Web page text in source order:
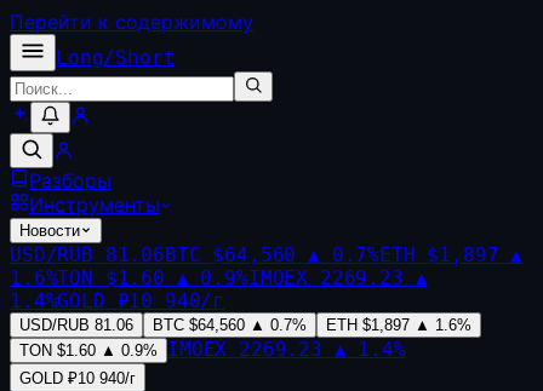
Перейти к содержимому
Long/Short
Разборы
Инструменты
Новости
USD/RUB 81.06BTC $64,560 ▲ 0.7%ETH $1,897 ▲
1.6%TON $1.60 ▲ 0.9%IMOEX 2269.23 ▲
1.4%GOLD ₽10 940/г
USD/RUB 81.06 BTC $64,560 ▲ 0.7% ETH $1,897 ▲ 1.6%
TON $1.60 ▲ 0.9% IMOEX 2269.23 ▲ 1.4%
GOLD ₽10 940/г